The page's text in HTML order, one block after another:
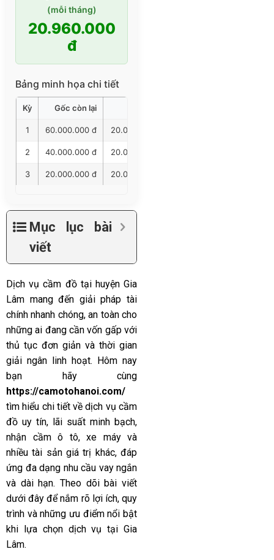
(mỗi tháng)
20.960.000
đ
Bảng minh họa chi tiết
Kỳ Gốc còn lại
1 60.000.000 đ 20.000.000 đ
2 40.000.000 đ 20.000.000 đ
3 20.000.000 đ 20.000.000 đ
Mục lục bài
viết
Dịch vụ cầm đồ tại huyện Gia
Lâm mang đến giải pháp tài
chính nhanh chóng, an toàn cho
những ai đang cần vốn gấp với
thủ tục đơn giản và thời gian
giải ngân linh hoạt. Hôm nay
bạn hãy cùng
https://camotohanoi.com/
tìm hiểu chi tiết về dịch vụ cầm
đồ uy tín, lãi suất minh bạch,
nhận cầm ô tô, xe máy và
nhiều tài sản giá trị khác, đáp
ứng đa dạng nhu cầu vay ngắn
và dài hạn. Theo dõi bài viết
dưới đây để nắm rõ lợi ích, quy
trình và những ưu điểm nổi bật
khi lựa chọn dịch vụ tại Gia
Lâm.